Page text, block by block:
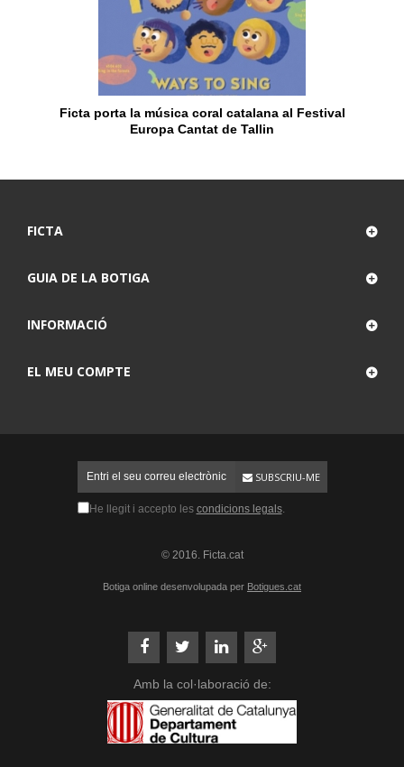
Ficta porta la música coral catalana al Festival
Europa Cantat de Tallin
FICTA
GUIA DE LA BOTIGA
INFORMACIÓ
EL MEU COMPTE
SUBSCRIU-ME
He llegit i accepto les condicions legals.
© 2016. Ficta.cat
Botiga online desenvolupada per Botigues.cat
Amb la col·laboració de: